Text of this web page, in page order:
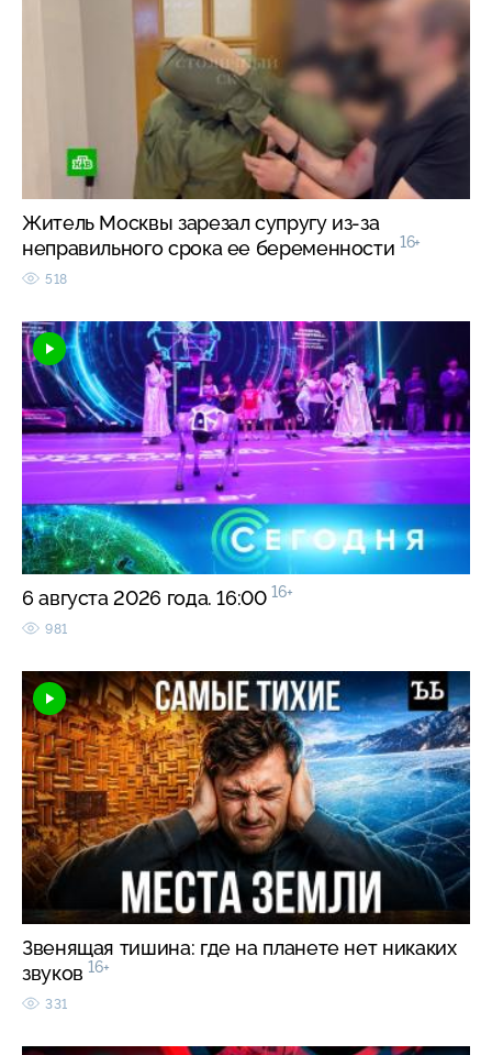
Житель Москвы зарезал супругу из-за
неправильного срока ее беременности 16+
518
6 августа 2026 года. 16:00 16+
981
Звенящая тишина: где на планете нет никаких
звуков 16+
331